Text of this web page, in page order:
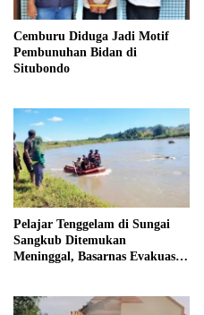
Cemburu Diduga Jadi Motif
Pembunuhan Bidan di
Situbondo
Pelajar Tenggelam di Sungai
Sangkub Ditemukan
Meninggal, Basarnas Evakuasi